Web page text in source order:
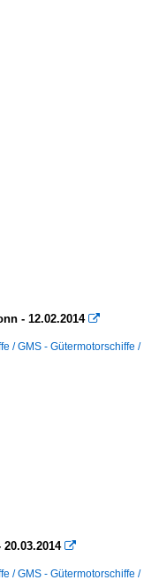
- 12.02.2014 
/ GMS - Gütermotorschiffe /

/ GMS - Gütermotorschiffe /